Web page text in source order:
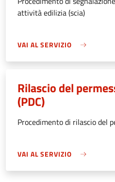
attività edilizia (scia)
VAI AL SERVIZIO
Rilascio del
(PDC)
Procedimento di rilascio del
VAI AL SERVIZIO